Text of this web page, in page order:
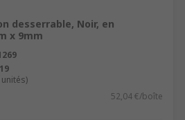
desserrable, Noir, en
x 9mm
52,04 €/boîte